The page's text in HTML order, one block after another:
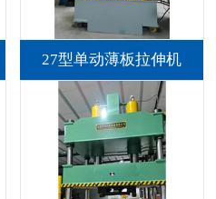
27型单动薄板拉伸机